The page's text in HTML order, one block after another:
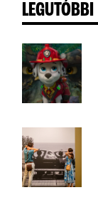
LEGUTÓBBI